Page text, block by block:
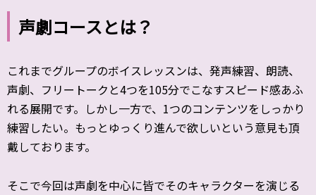
声劇コースとは？
これまでグループのボイスレッスンは、発声練習、朗読、
声劇、フリートークと4つを105分でこなすスピード感あふ
れる展開です。しかし一方で、1つのコンテンツをしっかり
練習したい。もっとゆっくり進んで欲しいという意見も頂
戴しております。
そこで今回は声劇を中心に皆でそのキャラクターを演じる